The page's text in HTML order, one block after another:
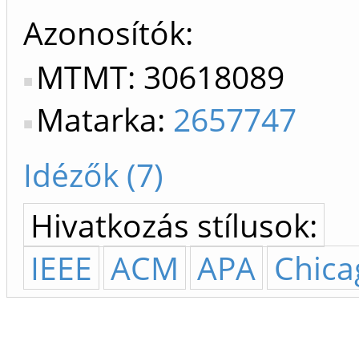
Azonosítók
MTMT: 30618089
Matarka: 2657747
Idézők (7)
Hivatkozás stílusok:
IEEE ACM APA